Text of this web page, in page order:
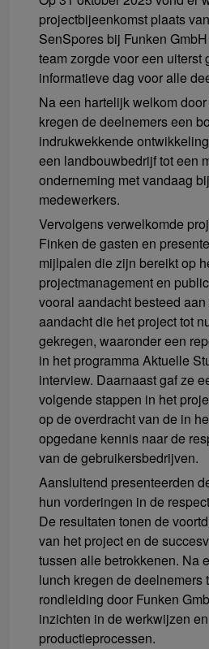
projectbijeenkomst plaats
SenSpores bij Funken
team zorgde voor een uiterst
informatieve dag voor alle
Na een hartelijk welkom
kregen de deelnemers een
indrukwekkende
een landbouwbedrijf tot een
onderneming met vandaag
medewerkers.
Vervolgens verwelkomde
Finken de gasten en
mijlpalen die zijn bereikt op
projectmanagement en
vooral aandacht besteed
aandacht die het project tot
gekregen, waaronder een
in het programma Aktuelle
interview. Daarnaast gaf ze
volgende stappen in het
op de overdracht van de in
opgedane kennis naar de
van de gebruikersbedrijven.
Aansluitend presenteerden
hun vorderingen in de
De resultaten tonen de
van het project en de
tussen alle betrokkenen. Na
lunch kregen de deelnemers
rondleiding door Funken
inzichten in de werkwijzen en
productieprocessen.